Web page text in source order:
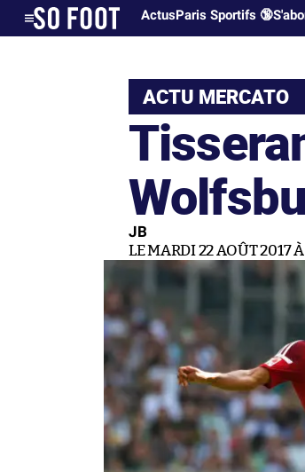
ActusParis Sportifs 🔞
ACTU MERCATO
JB
LE MARDI 22 AOÛT 2017